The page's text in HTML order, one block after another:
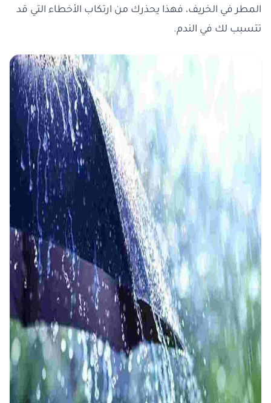
المطر في الخريف، فهذا يحذرك من ارتكاب الأخطاء التي قد
تتسبب لك في الندم.